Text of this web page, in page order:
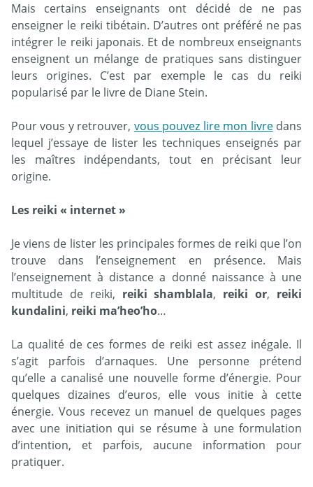
Mais certains enseignants ont décidé de ne pas
enseigner le reiki tibétain. D’autres ont préféré ne pas
intégrer le reiki japonais. Et de nombreux enseignants
enseignent un mélange de pratiques sans distinguer
leurs origines. C’est par exemple le cas du reiki
popularisé par le livre de Diane Stein.
Pour vous y retrouver, vous pouvez lire mon livredans
lequel j’essaye de lister les techniques enseignés par
les maîtres indépendants, tout en précisant leur
origine.
Les reiki « internet »
Je viens de lister les principales formes de reiki que l’on
trouve dans l’enseignement en présence. Mais
l’enseignement à distance a donné naissance à une
multitude de reiki, reiki shamblala, reiki or, reiki
kundalini, reiki ma’heo’ho…
La qualité de ces formes de reiki est assez inégale. Il
s’agit parfois d’arnaques. Une personne prétend
qu’elle a canalisé une nouvelle forme d’énergie. Pour
quelques dizaines d’euros, elle vous initie à cette
énergie. Vous recevez un manuel de quelques pages
avec une initiation qui se résume à une formulation
d’intention, et parfois, aucune information pour
pratiquer.